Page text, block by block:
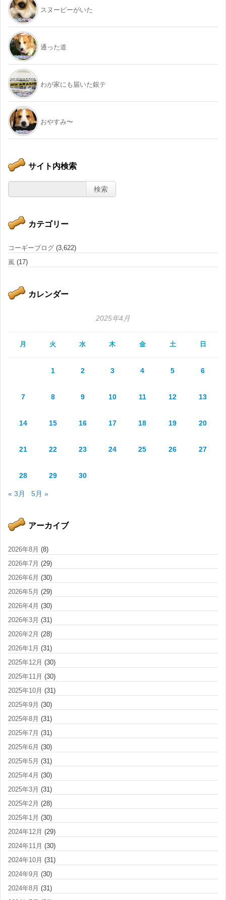
スヌーピーがいた
通った道
わが家にも届いた銀テ
おやすみ〜
サイト内検索
カテゴリー
コーギーブログ (3,622)
嵐 (17)
カレンダー
2025年4月
月 火 水 木 金 土 日
1 2 3 4 5 6
7 8 9 10 11 12 13
14 15 16 17 18 19 20
21 22 23 24 25 26 27
28 29 30
« 3月 5月 »
アーカイブ
2026年8月 (8)
2026年7月 (29)
2026年6月 (30)
2026年5月 (29)
2026年4月 (30)
2026年3月 (31)
2026年2月 (28)
2026年1月 (31)
2025年12月 (30)
2025年11月 (30)
2025年10月 (31)
2025年9月 (30)
2025年8月 (31)
2025年7月 (31)
2025年6月 (30)
2025年5月 (31)
2025年4月 (30)
2025年3月 (31)
2025年2月 (28)
2025年1月 (30)
2024年12月 (29)
2024年11月 (30)
2024年10月 (31)
2024年9月 (30)
2024年8月 (31)